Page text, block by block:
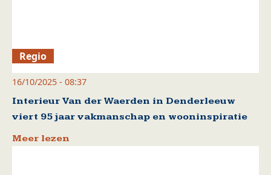
Regio
16/10/2025 - 08:37
Interieur Van der Waerden in Denderleeuw
viert 95 jaar vakmanschap en wooninspiratie
Meer lezen